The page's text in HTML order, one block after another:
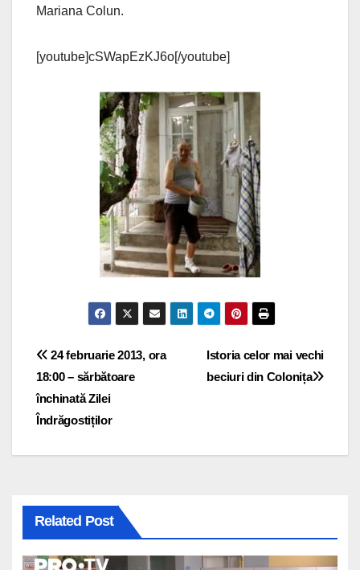
Mariana Colun.
[youtube]cSWapEzKJ6o[/youtube]
Navigare
în
articole
Istoria celor mai vechi
beciuri din Colonița
24 februarie 2013, ora
18:00 – sărbătoare
închinată Zilei
Îndrăgostiților
Related Post